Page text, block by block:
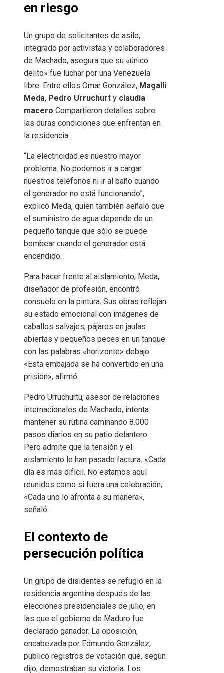
en riesgo
Un grupo de solicitantes de asilo,
integrado por activistas y colaboradores
de Machado, asegura que su «único
delito» fue luchar por una Venezuela
libre. Entre ellos Omar González, Magalli
Meda, Pedro Urruchurt y claudia
macero Compartieron detalles sobre
las duras condiciones que enfrentan en
la residencia.
“La electricidad es nuestro mayor
problema. No podemos ir a cargar
nuestros teléfonos ni ir al baño cuando
el generador no está funcionando”,
explicó Meda, quien también señaló que
el suministro de agua depende de un
pequeño tanque que sólo se puede
bombear cuando el generador está
encendido.
Para hacer frente al aislamiento, Meda,
diseñador de profesión, encontró
consuelo en la pintura. Sus obras reflejan
su estado emocional con imágenes de
caballos salvajes, pájaros en jaulas
abiertas y pequeños peces en un tanque
con las palabras «horizonte» debajo.
«Esta embajada se ha convertido en una
prisión», afirmó.
Pedro Urruchurtu, asesor de relaciones
internacionales de Machado, intenta
mantener su rutina caminando 8.000
pasos diarios en su patio delantero.
Pero admite que la tensión y el
aislamiento le han pasado factura. «Cada
día es más difícil. No estamos aquí
reunidos como si fuera una celebración;
«Cada uno lo afronta a su manera»,
señaló.
El contexto de
persecución política
Un grupo de disidentes se refugió en la
residencia argentina después de las
elecciones presidenciales de julio, en
las que el gobierno de Maduro fue
declarado ganador. La oposición,
encabezada por Edmundo González,
publicó registros de votación que, según
dijo, demostraban su victoria. Los